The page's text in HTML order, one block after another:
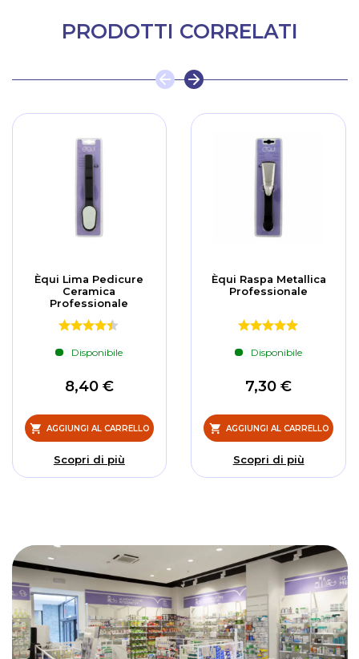
PRODOTTI CORRELATI
Èqui Lima Pedicure
Ceramica
Professionale
Disponibile
8,40 €
AGGIUNGI AL CARRELLO
Scopri di più
Èqui Raspa Metallica
Professionale
Disponibile
7,30 €
AGGIUNGI AL CARRELLO
Scopri di più